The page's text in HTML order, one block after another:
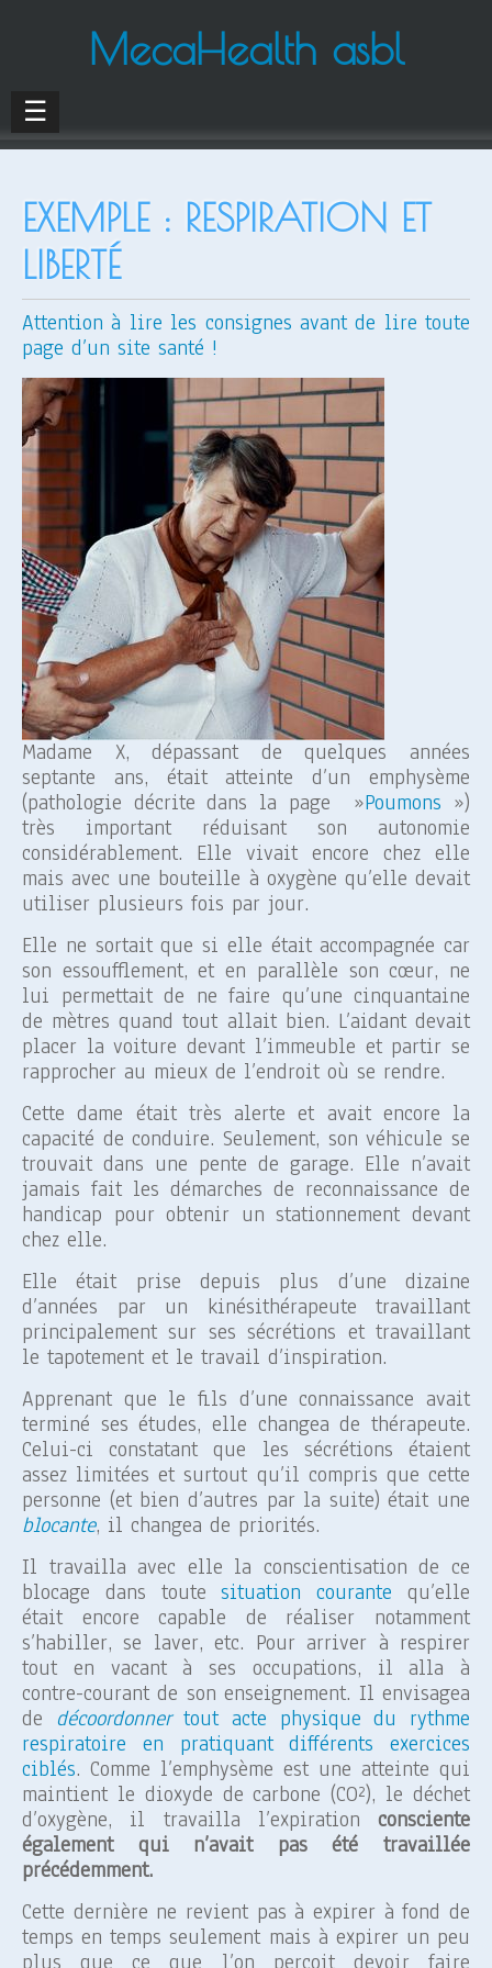
MecaHealth asbl
☰
EXEMPLE : RESPIRATION ET
LIBERTÉ
Attention à lire les consignes avant de lire toute
page d’un site santé !
Madame X, dépassant de quelques années
septante ans, était atteinte d’un emphysème
(pathologie décrite dans la page »Poumons »)
très important réduisant son autonomie
considérablement. Elle vivait encore chez elle
mais avec une bouteille à oxygène qu’elle devait
utiliser plusieurs fois par jour.
Elle ne sortait que si elle était accompagnée car
son essoufflement, et en parallèle son cœur, ne
lui permettait de ne faire qu’une cinquantaine
de mètres quand tout allait bien. L’aidant devait
placer la voiture devant l’immeuble et partir se
rapprocher au mieux de l’endroit où se rendre.
Cette dame était très alerte et avait encore la
capacité de conduire. Seulement, son véhicule se
trouvait dans une pente de garage. Elle n’avait
jamais fait les démarches de reconnaissance de
handicap pour obtenir un stationnement devant
chez elle.
Elle était prise depuis plus d’une dizaine
d’années par un kinésithérapeute travaillant
principalement sur ses sécrétions et travaillant
le tapotement et le travail d’inspiration.
Apprenant que le fils d’une connaissance avait
terminé ses études, elle changea de thérapeute.
Celui-ci constatant que les sécrétions étaient
assez limitées et surtout qu’il compris que cette
personne (et bien d’autres par la suite) était une
blocante, il changea de priorités.
Il travailla avec elle la conscientisation de ce
blocage dans toutesituation courante qu’elle
était encore capable de réaliser notamment
s’habiller, se laver, etc. Pour arriver à respirer
tout en vacant à ses occupations, il alla à
contre-courant de son enseignement. Il envisagea
de décoordonnertout acte physique du rythme
respiratoire en pratiquant différents exercices
ciblés. Comme l’emphysème est une atteinte qui
maintient le dioxyde de carbone (CO²), le déchet
d’oxygène, il travailla l’expiration consciente
également qui n’avait pas été travaillée
précédemment.
Cette dernière ne revient pas à expirer à fond de
temps en temps seulement mais à expirer un peu